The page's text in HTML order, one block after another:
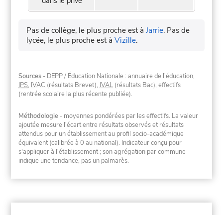
Pas de collège, le plus proche est àJarrie. Pas de
lycée, le plus proche est àVizille.
Sources - DEPP / Éducation Nationale : annuaire de l'éducation,
IPS, IVAC (résultats Brevet), IVAL (résultats Bac), effectifs
(rentrée scolaire la plus récente publiée).
Méthodologie - moyennes pondérées par les effectifs. La valeur
ajoutée mesure l'écart entre résultats observés et résultats
attendus pour un établissement au profil socio-académique
équivalent (calibrée à 0 au national). Indicateur conçu pour
s'appliquer à l'établissement ; son agrégation par commune
indique une tendance, pas un palmarès.